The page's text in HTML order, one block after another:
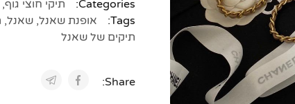
Categories: תיקי חוצי גוף,
Tags:
אופנת שאנל, שאנל,
תיקים של שאנל
Share: